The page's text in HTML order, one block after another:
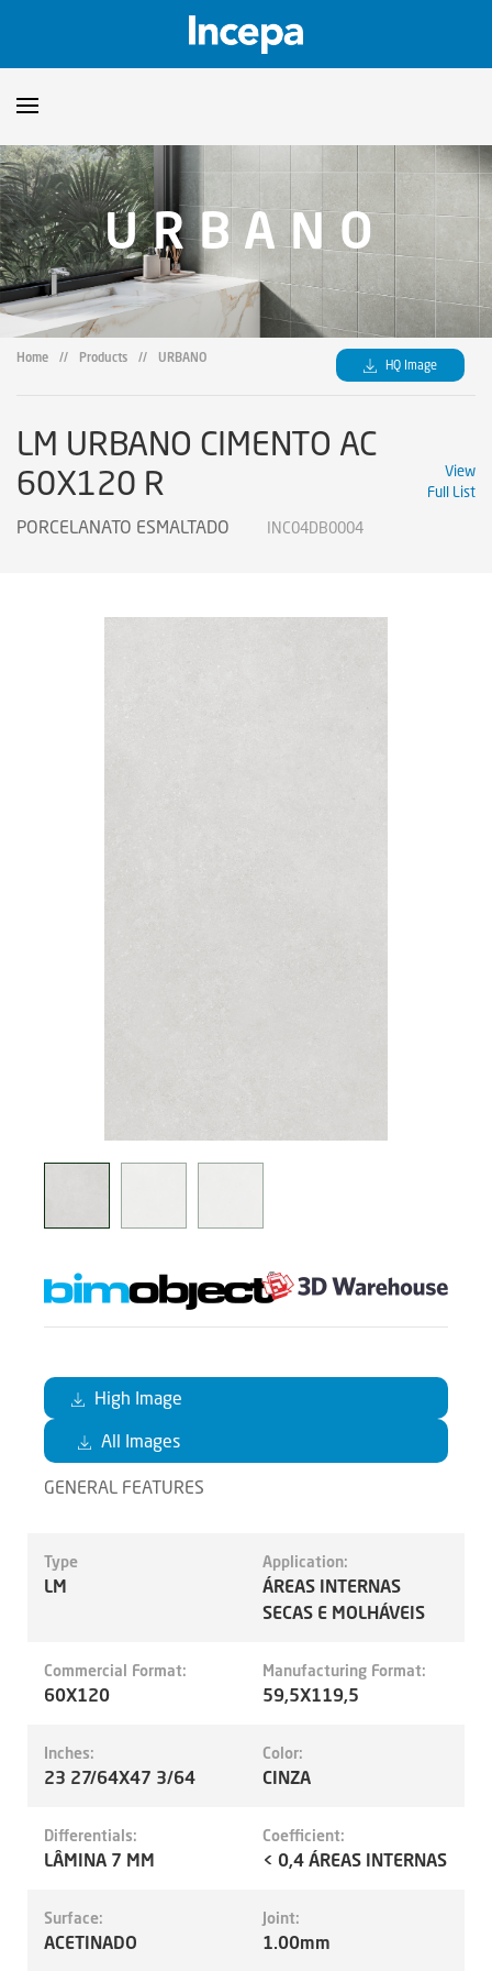
Products
Downloads ▼
Catalogs
Certificates
Technical Guidelines
Showroom
URBANO
Home // Products // URBANO HQ Image
LM URBANO CIMENTO AC
60X120 R
PORCELANATO ESMALTADO INC04DB0004
View
Full List
High Image
All Images
GENERAL FEATURES
Type
LM
Application:
ÁREAS INTERNAS
SECAS E MOLHÁVEIS
Commercial Format:
60X120
Manufacturing Format:
59,5X119,5
Inches:
23 27/64X47 3/64
Color:
CINZA
Differentials:
LÂMINA 7 MM
Coefficient:
< 0,4 ÁREAS INTERNAS
Surface:
ACETINADO
Joint:
1.00mm